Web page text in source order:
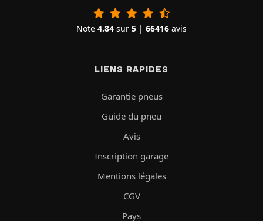
Note 4.84 sur 5 | 66416 avis
LIENS RAPIDES
Garantie pneus
Guide du pneu
Avis
Inscription garage
Mentions légales
CGV
Pays